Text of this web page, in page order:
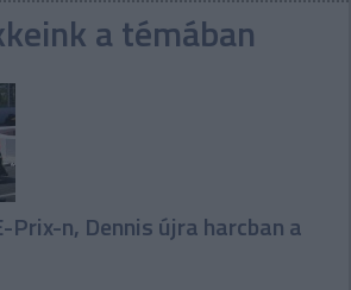
a témában
Prix-n, Dennis újra harcban a